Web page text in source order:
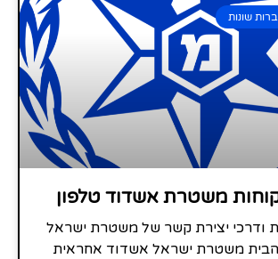
שונות
משטרת אשדוד טלפון
ודרכי יצירת קשר של משטרת ישראל
משטרת ישראל אשדוד אחראית